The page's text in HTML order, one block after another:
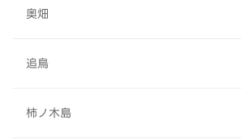
奥畑
追鳥
柿ノ木島